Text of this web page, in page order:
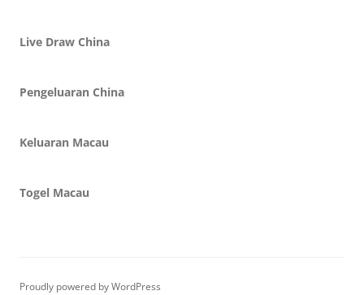
Live Draw China
Pengeluaran China
Keluaran Macau
Togel Macau
Proudly powered by WordPress